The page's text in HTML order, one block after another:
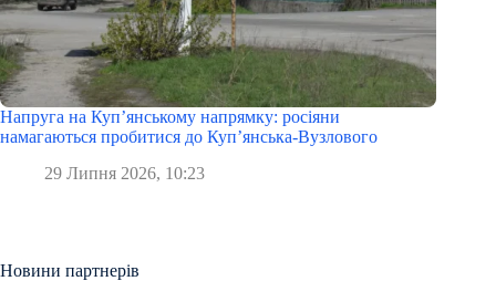
Напруга на Куп’янському напрямку: росіяни
намагаються пробитися до Куп’янська-Вузлового
29 Липня 2026, 10:23
Новини партнерів